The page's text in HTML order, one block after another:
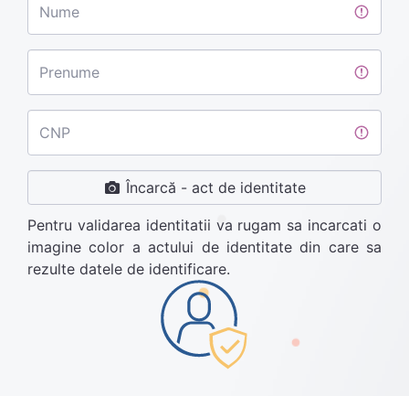
Nume
Prenume
CNP
Încarcă - act de identitate
Pentru validarea identitatii va rugam sa incarcati o
imagine color a actului de identitate din care sa
rezulte datele de identificare.